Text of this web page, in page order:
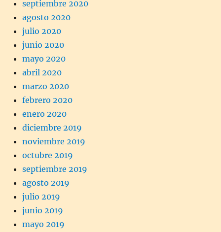
septiembre 2020
agosto 2020
julio 2020
junio 2020
mayo 2020
abril 2020
marzo 2020
febrero 2020
enero 2020
diciembre 2019
noviembre 2019
octubre 2019
septiembre 2019
agosto 2019
julio 2019
junio 2019
mayo 2019